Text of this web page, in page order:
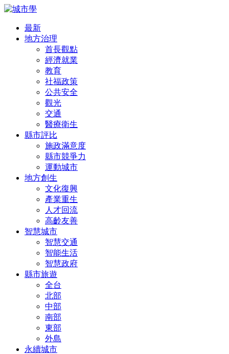
最新
地方治理
首長觀點
經濟就業
教育
社福政策
公共安全
觀光
交通
醫療衛生
縣市評比
施政滿意度
縣市競爭力
運動城市
地方創生
文化復興
產業重生
人才回流
高齡友善
智慧城市
智慧交通
智能生活
智慧政府
縣市旅遊
全台
北部
中部
南部
東部
外島
永續城市